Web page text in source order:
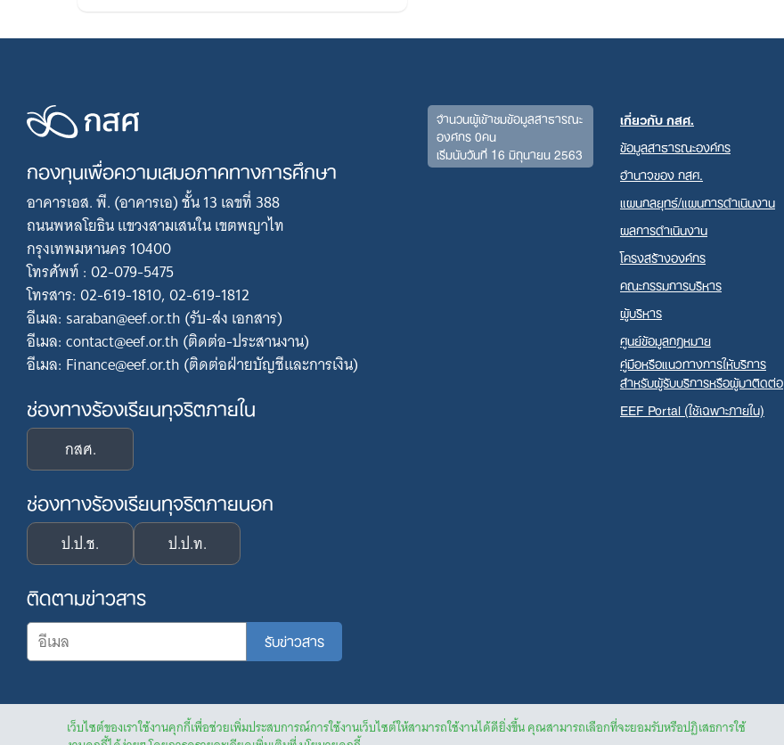
เว็บไซต์ของเราใช้งานคุกกี้เพื่อช่วยเพิ่มประสบการณ์การใช้งานเว็บไซต์ให้สามารถใช้งานได้ดียิ่งขึ้น คุณสามารถเลือกที่จะยอมรับหรือปฏิเสธการใช้
Search
กองทุนเพื่อความเสมอภาคทางการศึกษา
อาคารเอส. พี. (อาคารเอ) ชั้น 13 เลขที่ 388
ถนนพหลโยธิน แขวงสามเสนใน เขตพญาไท
กรุงเทพมหานคร 10400
โทรศัพท์ : 02-079-5475
โทรสาร: 02-619-1810, 02-619-1812
อีเมล: saraban@eef.or.th (รับ-ส่ง เอกสาร)
อีเมล: contact@eef.or.th (ติดต่อ-ประสานงาน)
อีเมล: Finance@eef.or.th (ติดต่อฝ่ายบัญชีและการเงิน)
ช่องทางร้องเรียนทุจริตภายใน
กสศ.
ช่องทางร้องเรียนทุจริตภายนอก
ป.ป.ช. ป.ป.ท.
ติดตามข่าวสาร
จำนวนผู้เข้าชมข้อมูลสาธารณะ
องค์กร 0คน
เริ่มนับวันที่ 16 มิถุนายน 2563
เกี่ยวกับ กสศ.
ข้อมูลสาธารณะองค์กร
อำนาจของ กสศ.
แผนกลยุทธ์/แผนการดำเนินงาน
ผลการดำเนินงาน
โครงสร้างองค์กร
คณะกรรมการบริหาร
ผู้บริหาร
ศูนย์ข้อมูลกฎหมาย
คู่มือหรือแนวทางการให้บริการ
สำหรับผู้รับบริการหรือผู้มาติดต่อ
EEF Portal (ใช้เฉพาะภายใน)